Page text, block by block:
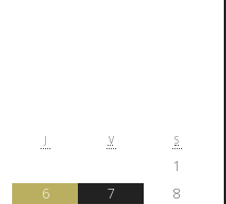
J V S
1
6 7
8